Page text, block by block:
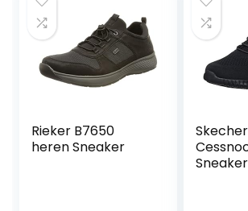
Rieker B7650
heren Sneaker
Sneaker